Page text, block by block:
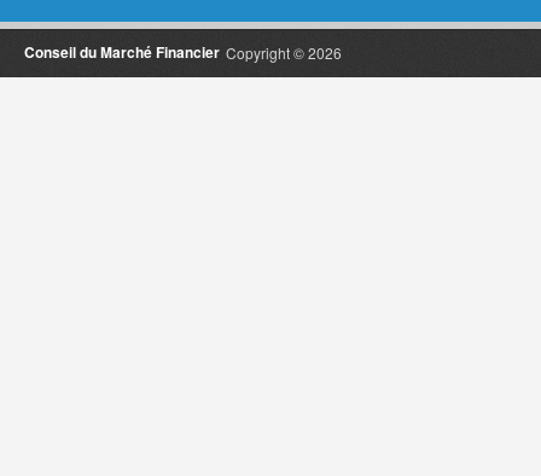
Copyright © 2026
Conseil du Marché Financier